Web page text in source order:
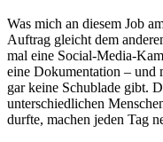
Was mich an diesem Job
Auftrag gleicht dem
mal eine Social-Media-
eine Dokumentation – und
gar keine Schublade gibt.
unterschiedlichen
durfte, machen jeden Tag